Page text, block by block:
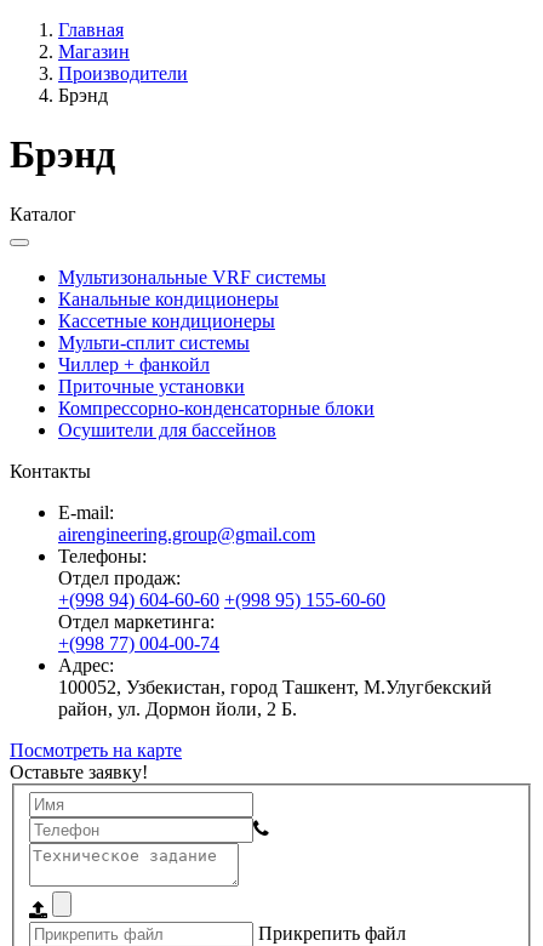
Главная
Магазин
Производители
Брэнд
Брэнд
Каталог
Мультизональные VRF системы
Канальные кондиционеры
Кассетные кондиционеры
Мульти-сплит системы
Чиллер + фанкойл
Приточные установки
Компрессорно-конденсаторные блоки
Осушители для бассейнов
Контакты
E-mail:
airengineering.group@gmail.com
Телефоны:
Отдел продаж:
+(998 94) 604-60-60 +(998 95) 155-60-60
Отдел маркетинга:
+(998 77) 004-00-74
Адрес:
100052, Узбекистан, город Ташкент, М.Улугбекский
район, ул. Дормон йоли, 2 Б.
Посмотреть на карте
Оставьте заявку!
Прикрепить файл